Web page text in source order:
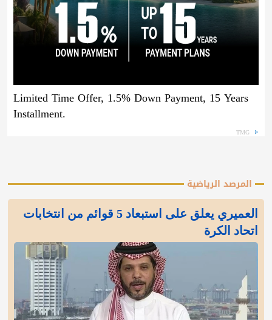
Limited Time Offer, 1.5% Down Payment, 15 Years
Installment.
TMG
المرصد الرياضية
العميري يعلق على استبعاد 5 قوائم من انتخابات
اتحاد الكرة